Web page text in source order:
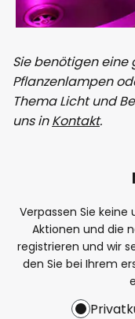
Sie benötigen eine
Pflanzenlampen
Thema Licht und
uns inKontakt.
Verpassen Sie
Aktionen und die
registrieren und wir
den Sie bei Ihrem